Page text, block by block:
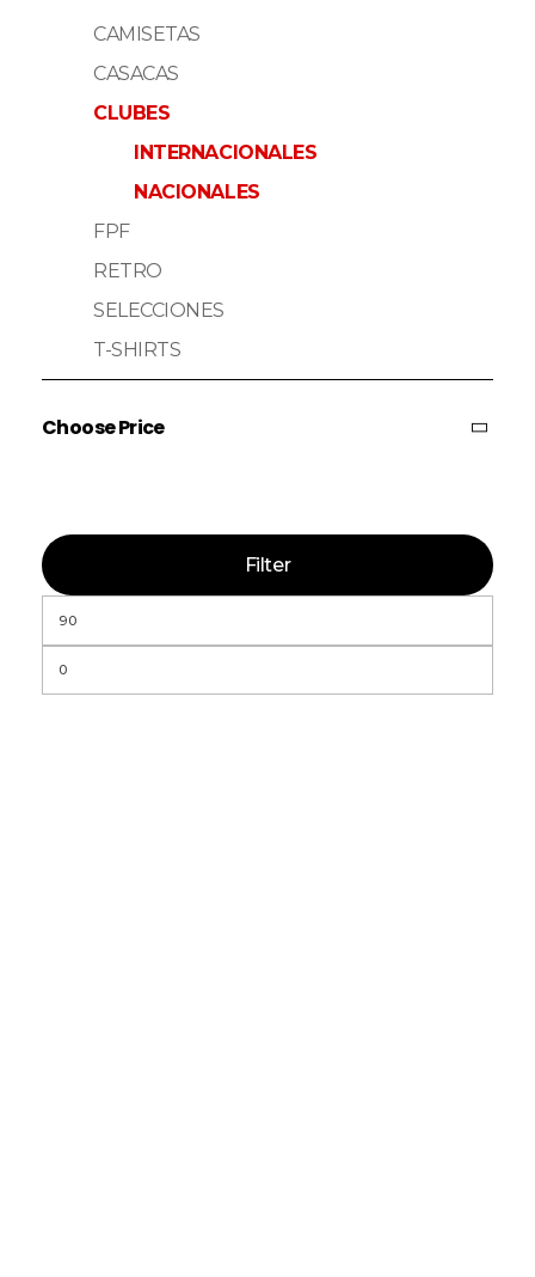
CAMISETAS
CASACAS
CLUBES
INTERNACIONALES
NACIONALES
FPF
RETRO
SELECCIONES
T-SHIRTS
Choose Price
Filter